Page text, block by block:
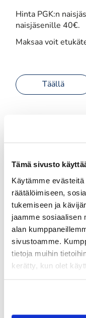
Tämä sivusto
Käytämme
räätälöimiseen,
tukemiseen ja
jaamme sosiaalisen
alan
sivustoamme.
tietoja muihin
kerätty, kun olet
Hinta PGK:n
naisjäsenille 40€.
Maksaa voit
Täällä